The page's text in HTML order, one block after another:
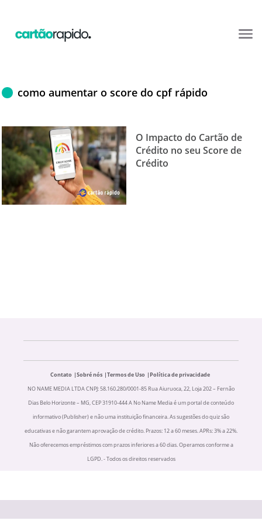
como aumentar o score do cpf rápido
O Impacto do Cartão de
Crédito no seu Score de
Crédito
Contato Sobré nós Termos de Uso
Política de privacidade
NO NAME MEDIA LTDA CNPJ: 58.160.280/0001-85 Rua Aiuruoca, 22, Loja 202 – Fernão
Dias Belo Horizonte – MG, CEP 31910-444 A No Name Media é um portal de conteúdo
informativo (Publisher) e não uma instituição financeira. As sugestões do quiz são
educativas e não garantem aprovação de crédito. Prazos: 12 a 60 meses. APRs: 3% a 22%.
Não oferecemos empréstimos com prazos inferiores a 60 dias. Operamos conforme a
LGPD. - Todos os direitos reservados